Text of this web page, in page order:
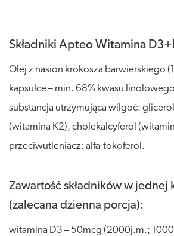
Składniki Apteo Witamina
Olej z nasion krokosza barwierskiego
kapsułce – min. 68% kwasu
substancja utrzymująca wilgoć:
(witamina K2), cholekalcyferol
przeciwutleniacz: alfa-tokoferol.
Zawartość składników w jednej
(zalecana dzienna porcja):
witamina D3 – 50mcg (2000j.m.;